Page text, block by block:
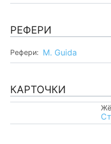
РЕФЕРИ
Рефери: M. Guida
КАРТОЧКИ